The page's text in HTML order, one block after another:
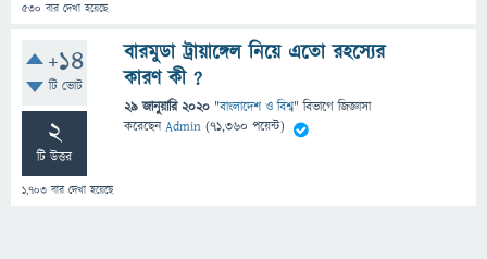
530 বার দেখা হয়েছে
+14
টি ভোট
2
টি উত্তর
1,703 বার দেখা হয়েছে
বারমুডা ট্রায়াঙ্গেল নিয়ে এতো রহস্যের
কারণ কী ?
29 জানুয়ারি 2020 "বাংলাদেশ ও বিশ্ব" বিভাগে জিজ্ঞাসা
করেছেনAdmin (71,360 পয়েন্ট)